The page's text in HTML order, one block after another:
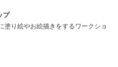
プ
塗り絵やお絵描きをするワークショ